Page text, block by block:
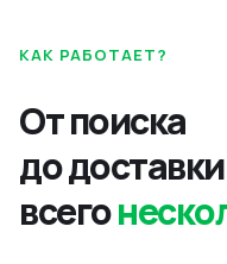
КАК РАБОТАЕТ?
От поиска
до
всего